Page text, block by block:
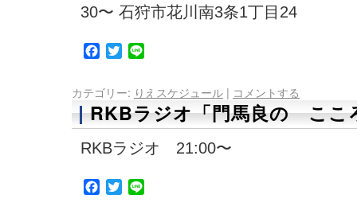
30〜 石狩市花川南3条1丁目24
Facebook
Twitter
カテゴリー: りえスケジュール | コメントする
RKBラジオ「門馬良の ここ
RKBラジオ 21:00〜
Facebook
Twitter